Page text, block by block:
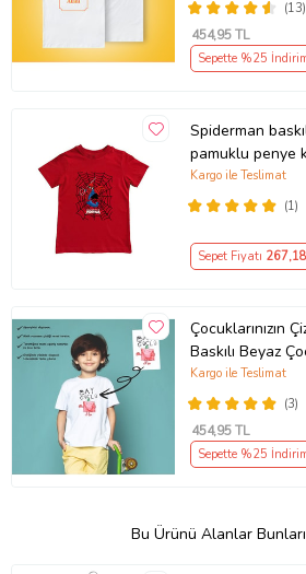
(13)
454,95 TL
Sepette %25
Spiderman
pamuklu penye
tişört (Kırmızı)
(1)
Kargo ile Teslimat
Sepet Fiyatı 267
Çocuklarınızın
Baskılı Beyaz
Tshirt
(3)
Kargo ile Teslimat
454,95 TL
Sepette %25
Bu Ürünü Alanlar